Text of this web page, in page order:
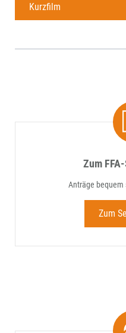
Kurzfilm
Zum
Anträge
Zum